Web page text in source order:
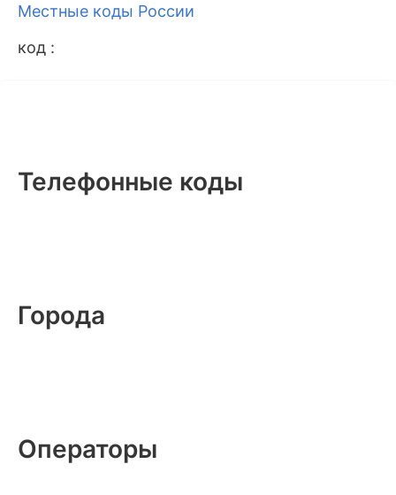
Местные коды России
код :
Телефонные коды
Города
Операторы